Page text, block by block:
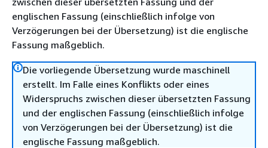
englischen Fassung (einschließlich infolge von
Verzögerungen bei der Übersetzung) ist die englische
Fassung maßgeblich.
Die vorliegende Übersetzung wurde maschinell
erstellt. Im Falle eines Konflikts oder eines
Widerspruchs zwischen dieser übersetzten Fassung
und der englischen Fassung (einschließlich infolge
von Verzögerungen bei der Übersetzung) ist die
englische Fassung maßgeblich.